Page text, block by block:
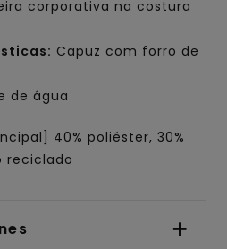
corporativa na costura
Capuz com forro de
de água
40% poliéster, 30%
reciclado